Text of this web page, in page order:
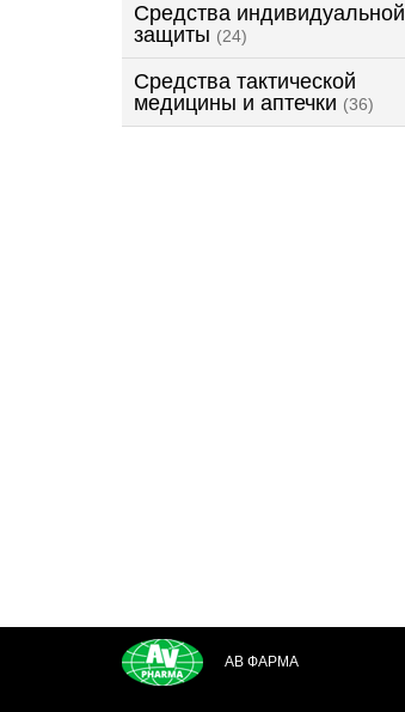
Средства индивидуальной
защиты (24)
Средства тактической
медицины и аптечки (36)
АВ ФАРМА